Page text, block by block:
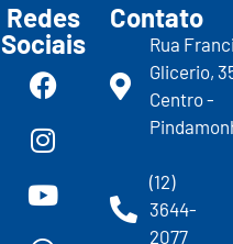
Redes
Sociais
Contato
Rua
Glicerio,
Centro -
(12)
3644-
2077